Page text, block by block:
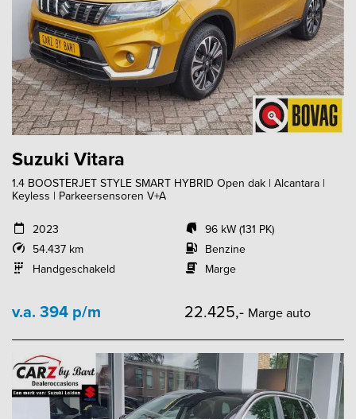
Suzuki Vitara
1.4 BOOSTERJET STYLE SMART HYBRID Open dak | Alcantara |
Keyless | Parkeersensoren V+A
2023
54.437 km
Handgeschakeld
96 kW (131 PK)
Benzine
Marge
v.a. 394 p/m 22.425,- Marge auto